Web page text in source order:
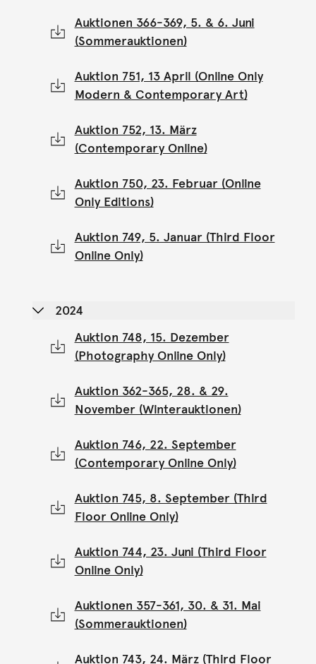
Auktionen 366-369, 5. & 6. Juni
(Sommerauktionen)
Auktion 751, 13 April (Online Only
Modern & Contemporary Art)
Auktion 752, 13. März
(Contemporary Online)
Auktion 750, 23. Februar (Online
Only Editions)
Auktion 749, 5. Januar (Third Floor
Online Only)
2024
Auktion 748, 15. Dezember
(Photography Online Only)
Auktion 362-365, 28. & 29.
November (Winterauktionen)
Auktion 746, 22. September
(Contemporary Online Only)
Auktion 745, 8. September (Third
Floor Online Only)
Auktion 744, 23. Juni (Third Floor
Online Only)
Auktionen 357-361, 30. & 31. Mai
(Sommerauktionen)
Auktion 743, 24. März (Third Floor